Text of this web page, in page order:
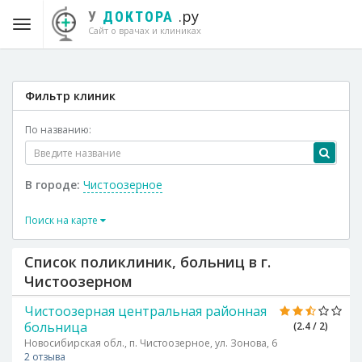
У ДОКТОРА .ру
Сайт о врачах и клиниках
Фильтр клиник
По названию:
В городе: Чистоозерное
Поиск на карте
Список поликлиник, больниц в г.
Чистоозерном
(2.4 / 2)
Чистоозерная центральная районная
больница
Новосибирская обл., п. Чистоозерное, ул. Зонова, 6
2 отзыва